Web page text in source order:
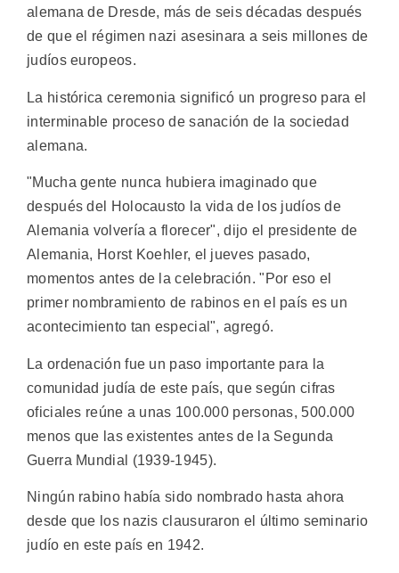
alemana de Dresde, más de seis décadas después
de que el régimen nazi asesinara a seis millones de
judíos europeos.
La histórica ceremonia significó un progreso para el
interminable proceso de sanación de la sociedad
alemana.
"Mucha gente nunca hubiera imaginado que
después del Holocausto la vida de los judíos de
Alemania volvería a florecer", dijo el presidente de
Alemania, Horst Koehler, el jueves pasado,
momentos antes de la celebración. "Por eso el
primer nombramiento de rabinos en el país es un
acontecimiento tan especial", agregó.
La ordenación fue un paso importante para la
comunidad judía de este país, que según cifras
oficiales reúne a unas 100.000 personas, 500.000
menos que las existentes antes de la Segunda
Guerra Mundial (1939-1945).
Ningún rabino había sido nombrado hasta ahora
desde que los nazis clausuraron el último seminario
judío en este país en 1942.